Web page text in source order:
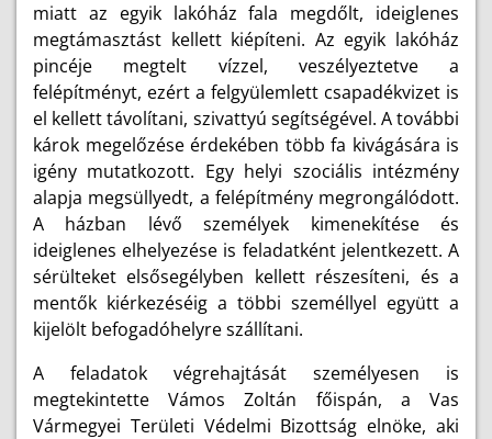
miatt az egyik lakóház fala megdőlt, ideiglenes
megtámasztást kellett kiépíteni. Az egyik lakóház
pincéje megtelt vízzel, veszélyeztetve a
felépítményt, ezért a felgyülemlett csapadékvizet is
el kellett távolítani, szivattyú segítségével. A további
károk megelőzése érdekében több fa kivágására is
igény mutatkozott. Egy helyi szociális intézmény
alapja megsüllyedt, a felépítmény megrongálódott.
A házban lévő személyek kimenekítése és
ideiglenes elhelyezése is feladatként jelentkezett. A
sérülteket elsősegélyben kellett részesíteni, és a
mentők kiérkezéséig a többi személlyel együtt a
kijelölt befogadóhelyre szállítani.
A feladatok végrehajtását személyesen is
megtekintette Vámos Zoltán főispán, a Vas
Vármegyei Területi Védelmi Bizottság elnöke, aki